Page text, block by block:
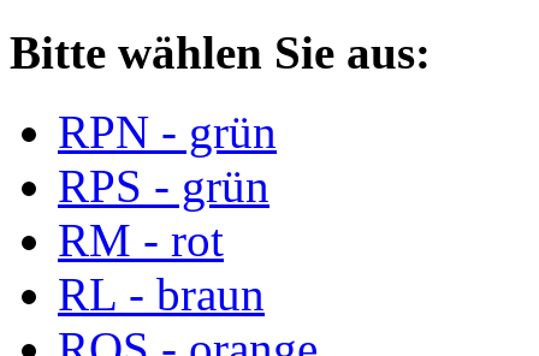
Bitte wählen Sie aus:
RPN - grün
RPS - grün
RM - rot
RL - braun